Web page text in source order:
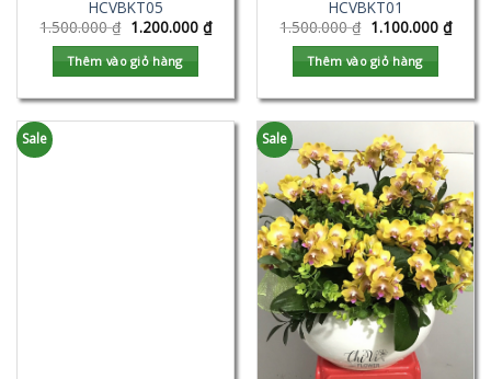
HCVBKT05
1.500.000₫ 1.200.000 ₫
Thêm vào giỏ hàng
HCVBKT01
1.500.000₫ 1.100.000 ₫
Thêm vào giỏ hàng
Sale Sale